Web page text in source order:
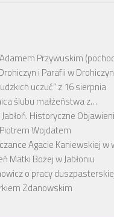
Przywuskim
i Parafii w
uczuć” z 16 sierpnia
ślubu małżeństwa z…
Historyczne
Wojdatem
Agacie Kaniewskiej
Matki Bożej w Jabłoniu
o pracy
Zdanowskim